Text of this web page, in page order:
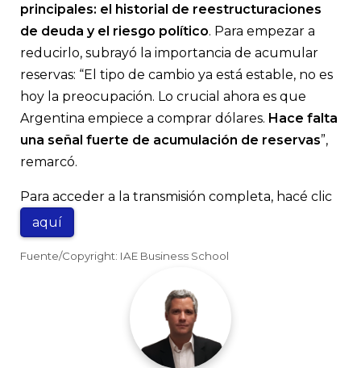
principales: el historial de reestructuraciones
de deuda y el riesgo político. Para empezar a
reducirlo, subrayó la importancia de acumular
reservas: “El tipo de cambio ya está estable, no es
hoy la preocupación. Lo crucial ahora es que
Argentina empiece a comprar dólares. Hace falta
una señal fuerte de acumulación de reservas”,
remarcó.
Para acceder a la transmisión completa, hacé clic
aquí
Fuente/Copyright: IAE Business School